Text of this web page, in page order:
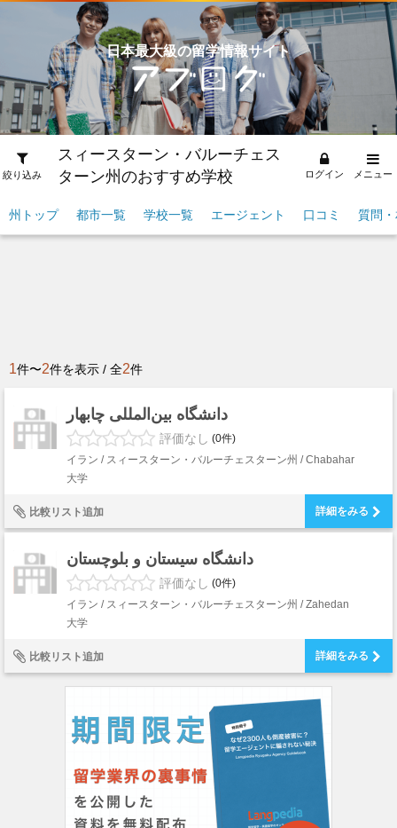
日本最大級の留学情報サイト
絞り込み
スィースターン・バルーチェス
ターン州のおすすめ学校
ログイン メニュー
州トップ 都市一覧 学校一覧 エージェント 口コミ 質問
1件〜2件を表示 / 全2件
دانشگاه بين‌المللی چابهار
評価なし (0件)
イラン / スィースターン・バルーチェスターン州 / Chabahar
大学
比較リスト追加 詳細をみる
دانشگاه سيستان و بلوچستان
評価なし (0件)
イラン / スィースターン・バルーチェスターン州 / Zahedan
大学
比較リスト追加 詳細をみる